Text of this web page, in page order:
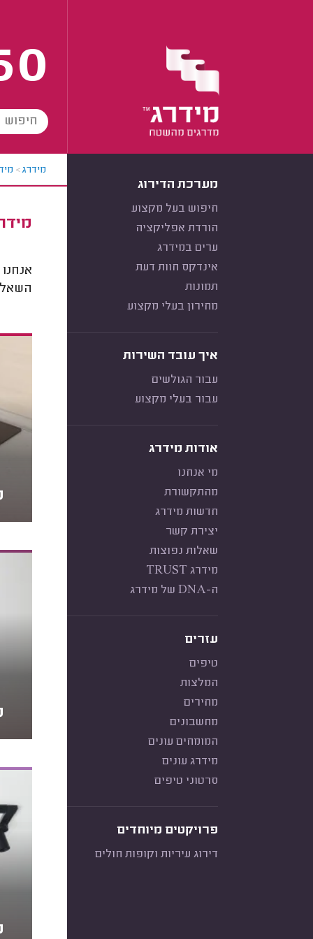
מערכת הדירוג
חיפוש בעל מקצוע
הורדת אפליקציה
ערים במידרג
אינדקס חוות דעת
תמונות
מחירון בעלי מקצוע
איך עובד השירות
עבור הגולשים
עבור בעלי מקצוע
אודות מידרג
מי אנחנו
מהתקשורת
חדשות מידרג
יצירת קשר
שאלות נפוצות
מידרג TRUST
ה-DNA של מידרג
עזרים
טיפים
המלצות
מחירים
מחשבונים
המומחים עונים
מידרג עונים
סרטוני טיפים
פרויקטים מיוחדים
דירוג עיריות וקופות חולים
מידרג>